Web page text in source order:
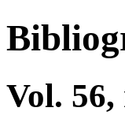
Vol. 56,